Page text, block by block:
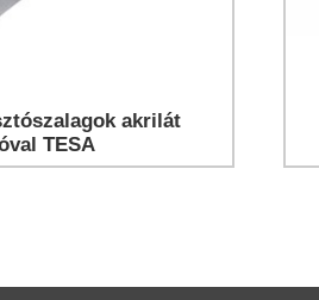
akrilát
TESA